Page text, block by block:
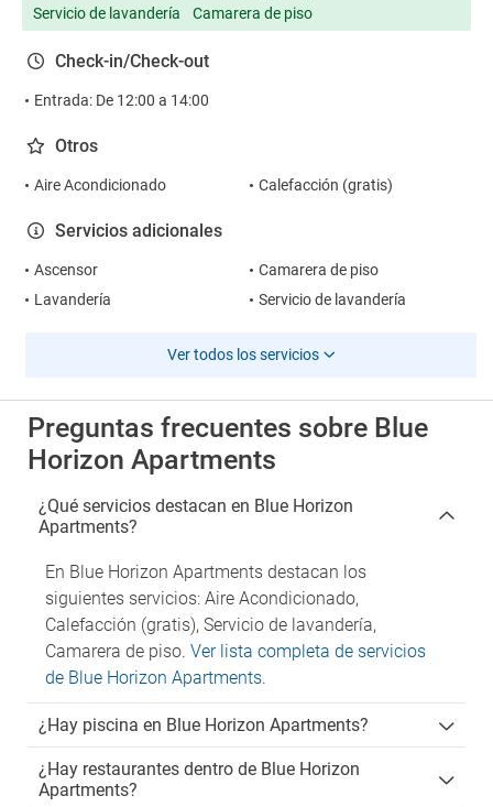
Servicio de lavandería
Camarera de piso
Check-in/Check-out
Entrada: De 12:00 a 14:00
Otros
Aire Acondicionado Calefacción (gratis)
Servicios adicionales
Ascensor
Camarera de piso
Lavandería
Servicio de lavandería
Ver todos los servicios
Preguntas frecuentes sobre Blue
Horizon Apartments
¿Qué servicios destacan en Blue Horizon
Apartments?
En Blue Horizon Apartments destacan los
siguientes servicios: Aire Acondicionado,
Calefacción (gratis), Servicio de lavandería,
Camarera de piso. Ver lista completa de servicios
de Blue Horizon Apartments.
¿Hay piscina en Blue Horizon Apartments?
¿Hay restaurantes dentro de Blue Horizon
Apartments?